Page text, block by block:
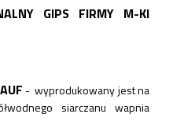
GIPS FIRMY M-KI
- wyprodukowany jest na
siarczanu wapnia